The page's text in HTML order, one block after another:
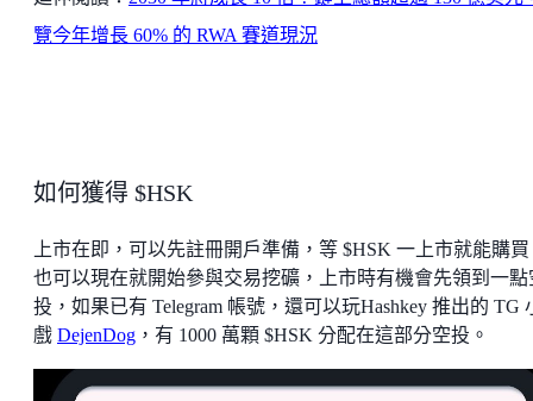
覽今年增長 60% 的 RWA 賽道現況
如何獲得 $HSK
上市在即，可以先註冊開戶準備，等 $HSK 一上市就能購
也可以現在就開始參與交易挖礦，上市時有機會先領到一點
投，如果已有 Telegram 帳號，還可以玩Hashkey 推出的 TG
戲 DejenDog ，有 1000 萬顆 $HSK 分配在這部分空投。